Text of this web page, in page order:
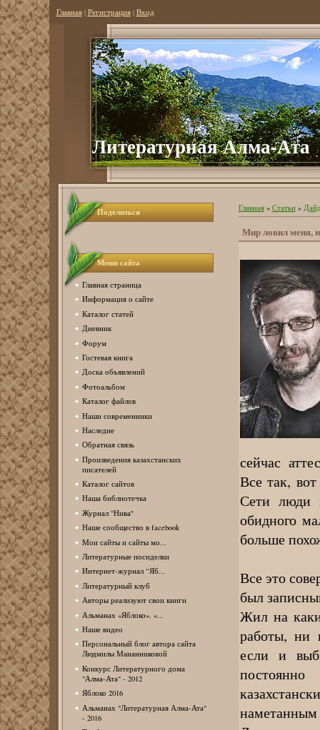
Главная| Регистрация| Вход
Литературная Алма-Ата
Поделиться
Меню сайта
Главная страница
Информация о сайте
Каталог статей
Дневник
Форум
Гостевая книга
Доска объявлений
Фотоальбом
Каталог файлов
Наши современники
Наследие
Обратная связь
Произведения казахстанских
писателей
Каталог сайтов
Наша библиотечка
Журнал "Нива"
Наше сообщество в facebook
Мои сайты и сайты мо...
Литературные посиделки
Интернет-журнал “Яб...
Литературный клуб
Авторы реализуют свои книги
Альманах «Яблоко». «...
Наше видео
Персональный блог автора сайта
Людмилы Мананниковой
Конкурс Литературного дома
"Алма-Ата" - 2012
Яблоко 2016
Альманах "Литературная Алма-Ата"
- 2016
Главная» Статьи»
Мир ловил меня,
сейчас
Все так,
Сети люди
обидного
больше
Все это
был
Жил на
работы, ни
если и
наметанным